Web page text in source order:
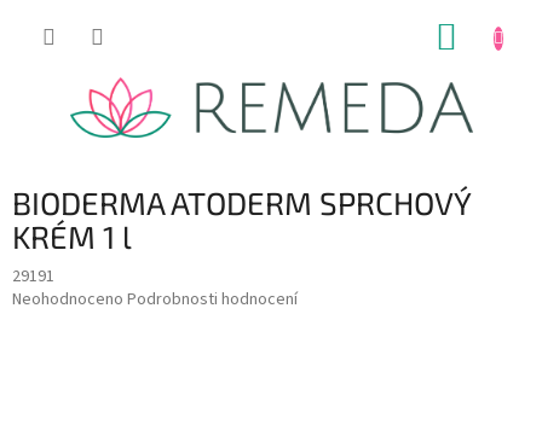
BIODERMA ATODERM SPRCHOVÝ
KRÉM 1 l
29191
Průměrné
Neohodnoceno Podrobnosti hodnocení